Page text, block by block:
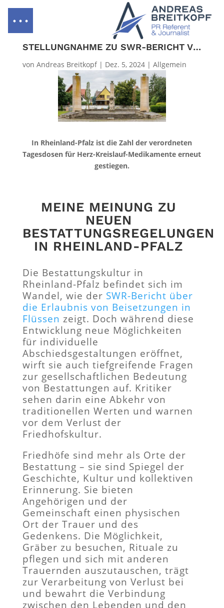
STELLUNGNAHME ZU SWR-BERICHT VOM 03.12.2024
von Andreas Breitkopf| Dez. 5, 2024| Allgemein
In Rheinland-Pfalz ist die Zahl der verordneten
Tagesdosen für Herz-Kreislauf-Medikamente erneut
gestiegen.
MEINE MEINUNG ZU
NEUEN
BESTATTUNGSREGELUNGEN
IN RHEINLAND-PFALZ
Die Bestattungskultur in
Rheinland-Pfalz befindet sich im
Wandel, wie der SWR-Bericht über
die Erlaubnis von Beisetzungen in
Flüssen zeigt. Doch während diese
Entwicklung neue Möglichkeiten
für individuelle
Abschiedsgestaltungen eröffnet,
wirft sie auch tiefgreifende Fragen
zur gesellschaftlichen Bedeutung
von Bestattungen auf. Kritiker
sehen darin eine Abkehr von
traditionellen Werten und warnen
vor dem Verlust der
Friedhofskultur.
Friedhöfe sind mehr als Orte der
Bestattung – sie sind Spiegel der
Geschichte, Kultur und kollektiven
Erinnerung. Sie bieten
Angehörigen und der
Gemeinschaft einen physischen
Ort der Trauer und des
Gedenkens. Die Möglichkeit,
Gräber zu besuchen, Rituale zu
pflegen und sich mit anderen
Trauernden auszutauschen, trägt
zur Verarbeitung von Verlust bei
und bewahrt die Verbindung
zwischen den Lebenden und den